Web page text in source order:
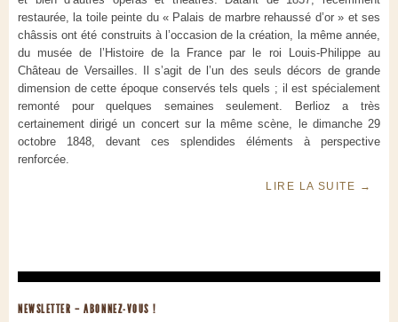
restaurée, la toile peinte du « Palais de marbre rehaussé d’or » et ses
châssis ont été construits à l’occasion de la création, la même année,
du musée de l’Histoire de la France par le roi Louis-Philippe au
Château de Versailles. Il s’agit de l’un des seuls décors de grande
dimension de cette époque conservés tels quels ; il est spécialement
remonté pour quelques semaines seulement. Berlioz a très
certainement dirigé un concert sur la même scène, le dimanche 29
octobre 1848, devant ces splendides éléments à perspective
renforcée.
LIRE LA SUITE →
NEWSLETTER – ABONNEZ-VOUS !